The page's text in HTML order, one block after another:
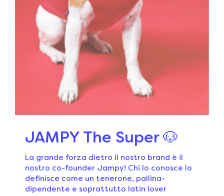
JAMPY The Super 🐶
La grande forza dietro il nostro brand è il
nostro co-founder Jampy! Chi lo conosce lo
definisce come un tenerone, pallina-
dipendente e soprattutto latin lover